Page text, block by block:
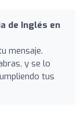
de Inglés en
mensaje.
y se lo
tus